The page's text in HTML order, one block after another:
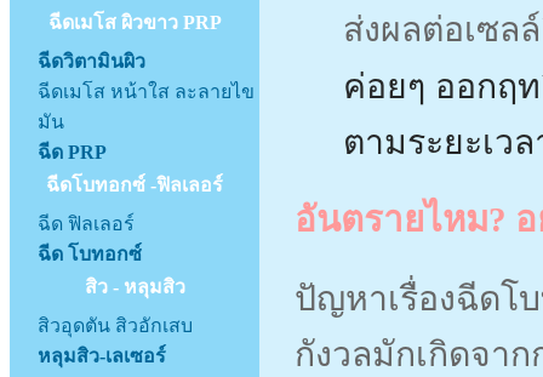
ฉีดเมโส ผิวขาว PRP
ฉีดวิตามินผิว
ฉีดเมโส หน้าใส ละลายไข
มัน
ฉีด PRP
ฉีดโบทอกซ์ -ฟิลเลอร์
ฉีด ฟิลเลอร์
ฉีด โบทอกซ์
สิว - หลุมสิว
สิวอุดตัน สิวอักเสบ
หลุมสิว-เลเซอร์
ส่งผลต่อเซล
ค่อยๆ ออกฤ
ตามระยะเว
อันตรายไหม?
ปัญหาเรื่องฉีดโ
กังวลมักเกิดจา